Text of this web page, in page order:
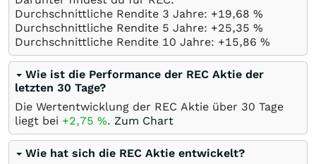
Durchschnittliche Rendite 3 Jahre: +19,68 %
Durchschnittliche Rendite 5 Jahre: +25,35 %
Durchschnittliche Rendite 10 Jahre: +15,86 %
Wie ist die Performance der REC Aktie der
letzten 30 Tage?
Die Wertentwicklung der REC Aktie über 30 Tage
liegt bei +2,75 %. Zum Chart
Wie hat sich die REC Aktie entwickelt?